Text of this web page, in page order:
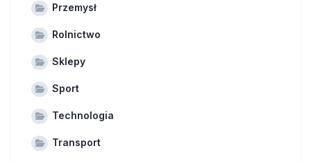
Przemysł
Rolnictwo
Sklepy
Sport
Technologia
Transport